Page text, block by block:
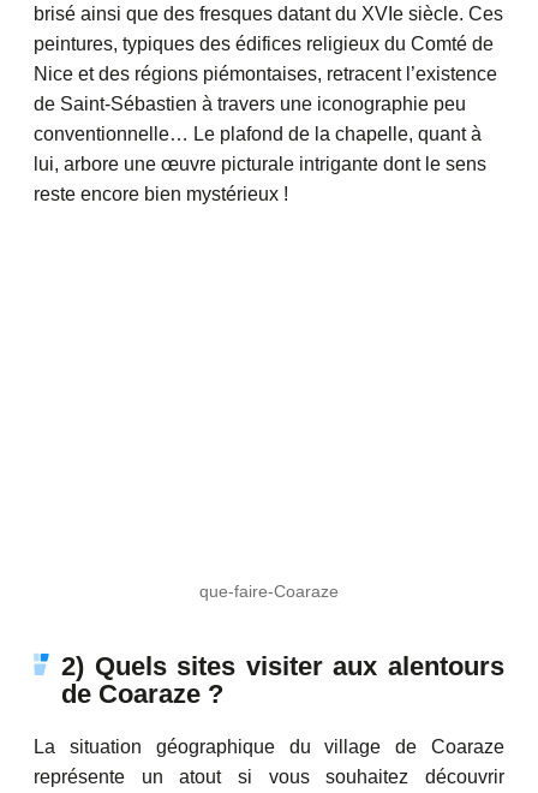
brisé ainsi que des fresques datant du XVIe siècle. Ces
peintures, typiques des édifices religieux du Comté de
Nice et des régions piémontaises, retracent l’existence
de Saint-Sébastien à travers une iconographie peu
conventionnelle… Le plafond de la chapelle, quant à
lui, arbore une œuvre picturale intrigante dont le sens
reste encore bien mystérieux !
que-faire-Coaraze
2) Quels sites visiter aux alentours
de Coaraze ?
La situation géographique du village de Coaraze
représente un atout si vous souhaitez découvrir